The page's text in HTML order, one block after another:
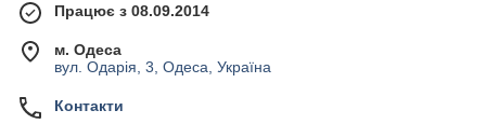
Працює з 08.09.2014
м. Одеса
вул. Одарія, 3, Одеса, Україна
Контакти